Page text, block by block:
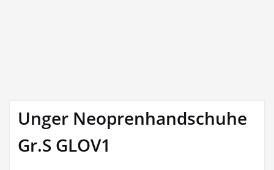
Unger Neoprenhandschuhe
Gr.S GLOV1